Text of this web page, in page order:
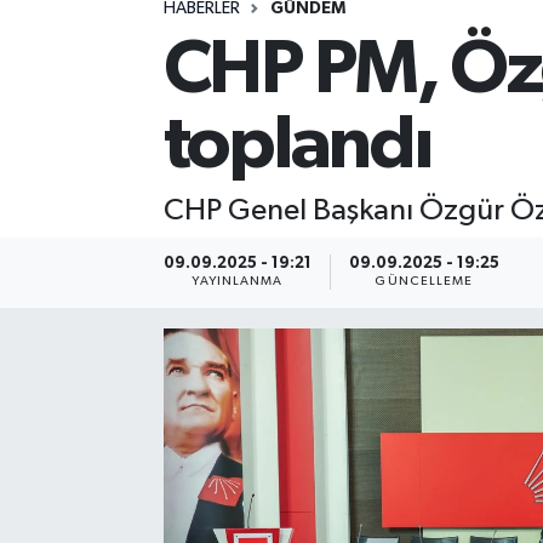
HABERLER GÜNDEM
CHP PM,
toplandı
CHP Genel Başkanı Özgür
09.09.2025 - 19:21
YAYINLANMA
09.09.2025 - 19:25
GÜNCELLEME